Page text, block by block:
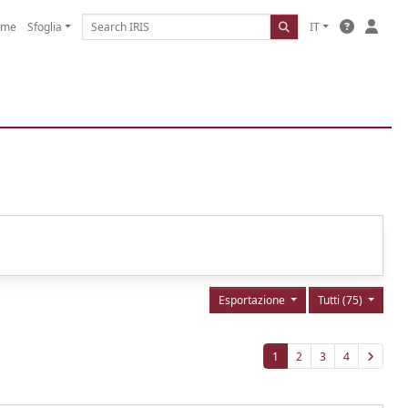
Sfoglia IT
Tutti (75)
Esportazione
1 2 3 4